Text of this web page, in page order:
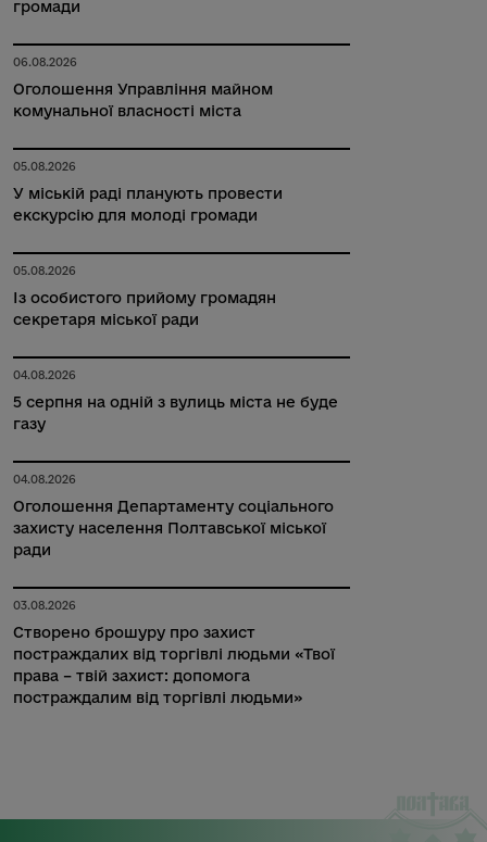
громади
06.08.2026
Оголошення Управління майном
комунальної власності міста
05.08.2026
У міській раді планують провести
екскурсію для молоді громади
05.08.2026
Із особистого прийому громадян
секретаря міської ради
04.08.2026
5 серпня на одній з вулиць міста не буде
газу
04.08.2026
Оголошення Департаменту соціального
захисту населення Полтавської міської
ради
03.08.2026
Створено брошуру про захист
постраждалих від торгівлі людьми «Твої
права – твій захист: допомога
постраждалим від торгівлі людьми»